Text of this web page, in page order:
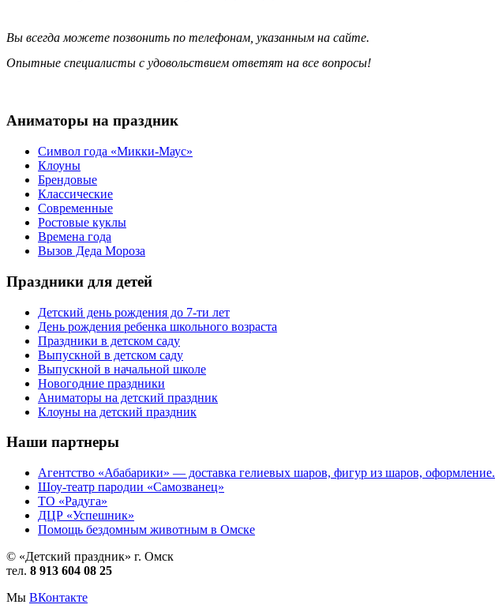
Вы всегда можете позвонить по телефонам, указанным на сайте.
Опытные специалисты с удовольствием ответят на все вопросы!
Аниматоры на праздник
Символ года «Микки-Маус»
Клоуны
Брендовые
Классические
Современные
Ростовые куклы
Времена года
Вызов Деда Мороза
Праздники для детей
Детский день рождения до 7-ти лет
День рождения ребенка школьного возраста
Праздники в детском саду
Выпускной в детском саду
Выпускной в начальной школе
Новогодние праздники
Аниматоры на детский праздник
Клоуны на детский праздник
Наши партнеры
Агентство «Абабарики» — доставка гелиевых шаров, фигур из шаров, оформление.
Шоу-театр пародии «Самозванец»
ТО «Радуга»
ДЦР «Успешник»
Помощь бездомным животным в Омске
© «Детский праздник» г. Омск
тел. 8 913 604 08 25
Мы ВКонтакте